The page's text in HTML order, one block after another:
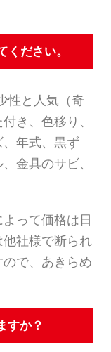
ださい。
性と人気（奇
き、色移り、
年式、黒ず
金具のサビ、
って価格は日
社様で断られ
で、あきらめ
すか？